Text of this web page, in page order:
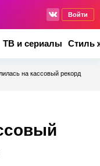
Войти
ТВ и сериалы Стиль
на кассовый рекорд